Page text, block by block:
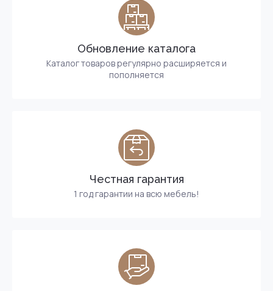
Обновление каталога
Каталог товаров регулярно расширяется и
пополняется
Честная гарантия
1 год гарантии на всю мебель!